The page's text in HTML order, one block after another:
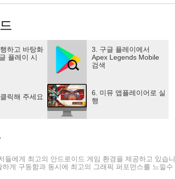
하고 바탕화
플레이 시
3. 구글 플레이에서
Apex Legends Mobile
검색
릭해 주세요
6. 미뮤 앱플레이어로 실
행
에게 최고의 안드로이드 게임 환경을 제공하고 있습니
게 구동함과 동시에 최고의 그래픽 퍼포먼스를 느낄수